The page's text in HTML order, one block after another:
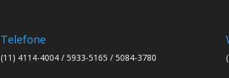
Telefone
(11) 4114-4004 / 5933-5165 / 5084-3780